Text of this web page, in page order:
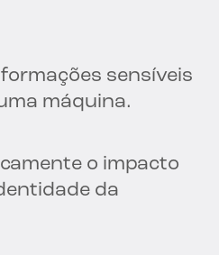
sensíveis
máquina.
o impacto
da